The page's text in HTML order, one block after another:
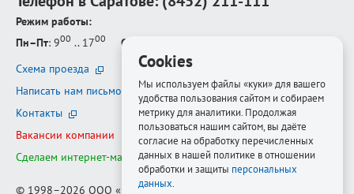
Режим работы:
Пн–Пт: 900 .. 1700 Сб–Вс
Схема проезда
Написать нам письмо
Контакты
Вакансии компании
Сделаем интернет-магазин ещё лучше
© 1998–2026 ООО «Белфорт-РМ»
Cookies
Мы используем файлы «куки» для вашего
удобства пользования сайтом и собираем
метрику для аналитики. Продолжая
пользоваться нашим сайтом, вы даёте
согласие на обработку перечисленных
данных в нашей политике в отношении
обработки и защиты персональных
данных